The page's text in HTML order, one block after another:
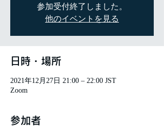
参加受付終了しました。
他のイベントを見る
日時・場所
2021年12月27日 21:00 – 22:00 JST
Zoom
参加者